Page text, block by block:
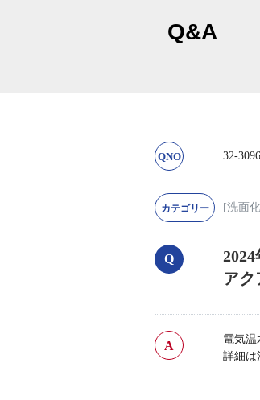
Q&A
32-3096
[洗面
アク
電気温
詳細は